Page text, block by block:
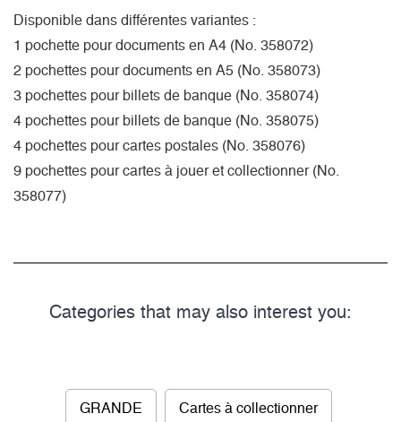
Disponible dans différentes variantes :
1 pochette pour documents en A4 (No. 358072)
2 pochettes pour documents en A5 (No. 358073)
3 pochettes pour billets de banque (No. 358074)
4 pochettes pour billets de banque (No. 358075)
4 pochettes pour cartes postales (No. 358076)
9 pochettes pour cartes à jouer et collectionner (No.
358077)
Categories that may also interest you:
GRANDE Cartes à collectionner